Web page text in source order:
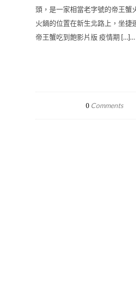
頭，是一家相當老字號的帝王蟹
火鍋的位置在新生北路上，坐捷
帝王蟹吃到飽影片版 疫情期 […]…
0 Comments